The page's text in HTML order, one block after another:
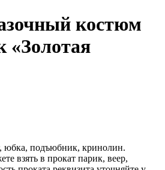
костюм
«Золотая
юбка, подъюбник, кринолин.
взять в прокат парик, веер,